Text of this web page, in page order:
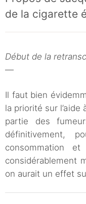
de la cigarette
Début de la
—
Il faut bien
la priorité sur l’aide
partie des
définitivement,
consommation
considérablement
on aurait un effet